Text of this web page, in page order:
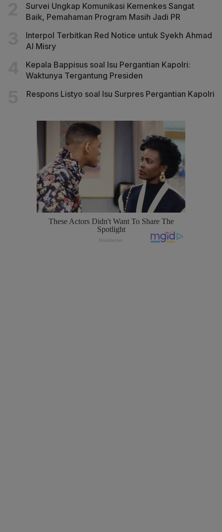
Survei Ungkap Komunikasi Kemenkes Sangat
Baik, Pemahaman Program Masih Jadi PR
Interpol Terbitkan Red Notice untuk Syekh Ahmad
Al Misry
Kepala Bappisus soal Isu Pergantian Kapolri:
Waktunya Tergantung Presiden
Respons Listyo soal Isu Surpres Pergantian Kapolri